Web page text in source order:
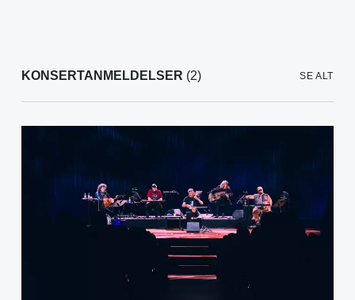
KONSERTANMELDELSER (2) SE ALT